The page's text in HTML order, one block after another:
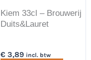
Kiem 33cl – Brouwerij
Duits&Lauret
€3,89 incl. btw